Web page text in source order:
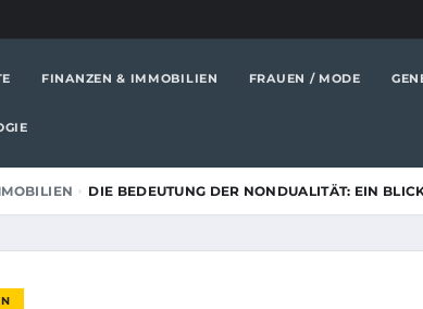
FINANZEN & IMMOBILIEN FRAUEN / MODE
DIE BEDEUTUNG DER NONDUALITÄT: EIN